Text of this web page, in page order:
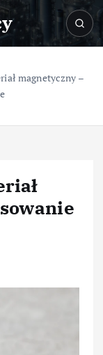
magnetyczny –